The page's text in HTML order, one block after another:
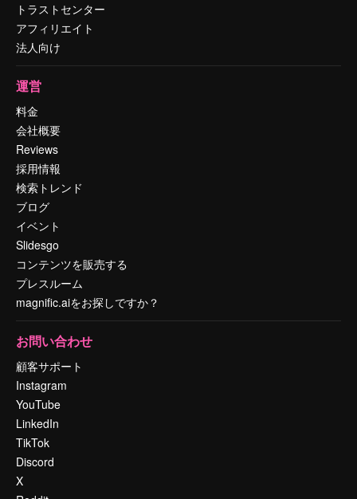
トラストセンター
アフィリエイト
法人向け
運営
料金
会社概要
Reviews
採用情報
検索トレンド
ブログ
イベント
Slidesgo
コンテンツを販売する
プレスルーム
magnific.aiをお探しですか？
お問い合わせ
顧客サポート
Instagram
YouTube
LinkedIn
TikTok
Discord
X